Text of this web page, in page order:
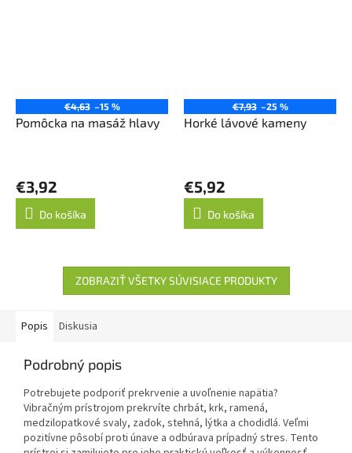
€4,63 –15 %
Pomôcka na masáž hlavy
€3,92
Do košíka
€7,93 –25 %
Horké lávové kameny
€5,92
Do košíka
ZOBRAZIŤ VŠETKY SÚVISIACE PRODUKTY
Popis Diskusia
Podrobný popis
Potrebujete podporiť prekrvenie a uvoľnenie napätia?
Vibračným prístrojom prekrvíte chrbát, krk, ramená,
medzilopatkové svaly, zadok, stehná, lýtka a chodidlá. Veľmi
pozitívne pôsobí proti únave a odbúrava prípadný stres. Tento